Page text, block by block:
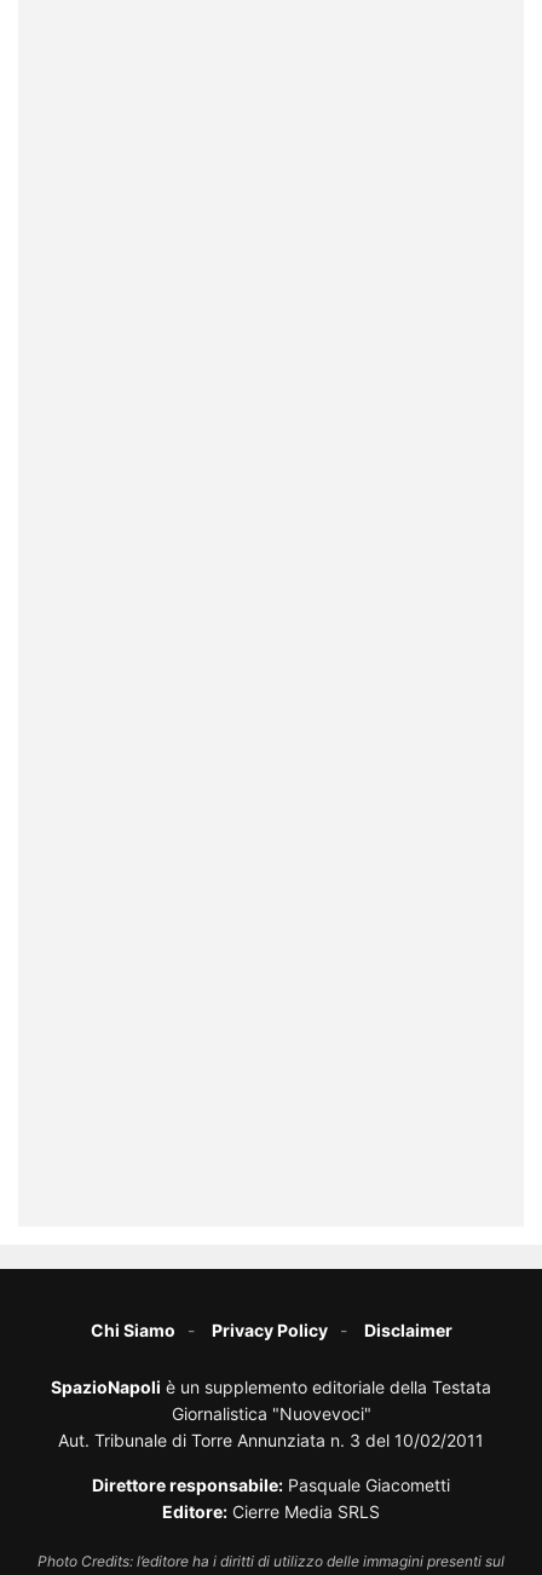
Chi Siamo Privacy Policy Disclaimer
SpazioNapoli è un supplemento editoriale della Testata
Giornalistica "Nuovevoci"
Aut. Tribunale di Torre Annunziata n. 3 del 10/02/2011
Direttore responsabile: Pasquale Giacometti
Editore: Cierre Media SRLS
Photo Credits: l’editore ha i diritti di utilizzo delle immagini presenti sul